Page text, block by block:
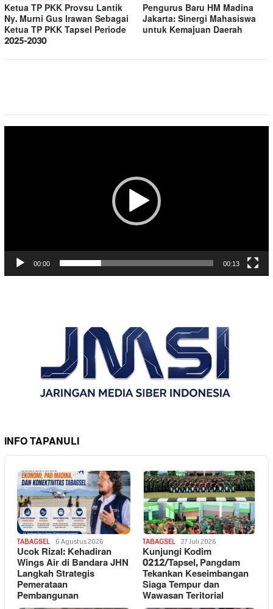
Ketua TP PKK Provsu Lantik
Ny. Murni Gus Irawan Sebagai
Ketua TP PKK Tapsel Periode
2025-2030
Pengurus Baru HM Madina
Jakarta: Sinergi Mahasiswa
untuk Kemajuan Daerah
00:00 00:13
INFO TAPANULI
TABAGSEL 6 Agustus 2026
Ucok Rizal: Kehadiran
Wings Air di Bandara JHN
Langkah Strategis
Pemerataan
Pembangunan
TABAGSEL 27 Juli 2026
Kunjungi Kodim
0212/Tapsel, Pangdam
Tekankan Keseimbangan
Siaga Tempur dan
Wawasan Teritorial